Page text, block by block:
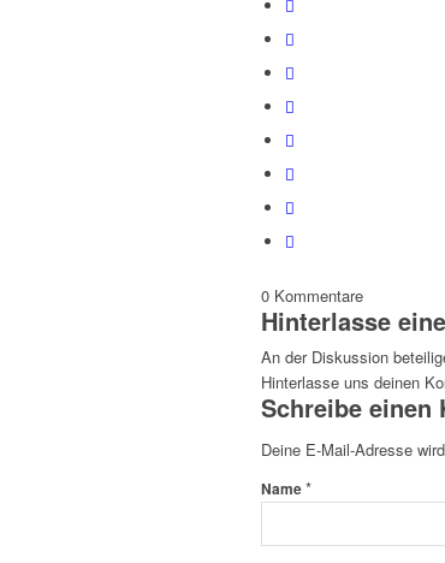
0 Kommentare
Hinterlasse
An der Diskussion
Hinterlasse uns deinen
Schreibe einen
Deine E-Mail-Adresse
Name*